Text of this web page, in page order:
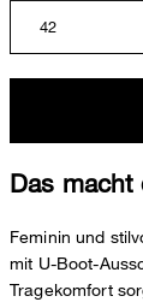
42
Das macht
Feminin und
mit U-Boot-
Tragekomfort